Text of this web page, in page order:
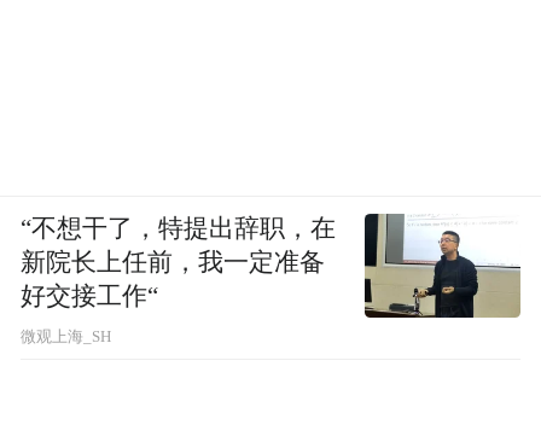
“不想干了，特提出辞职，在
新院长上任前，我一定准备
好交接工作“
微观上海_SH